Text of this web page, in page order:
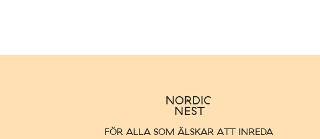
FÖR ALLA SOM ÄLSKAR ATT INREDA